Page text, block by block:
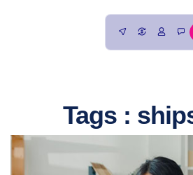
Tags :